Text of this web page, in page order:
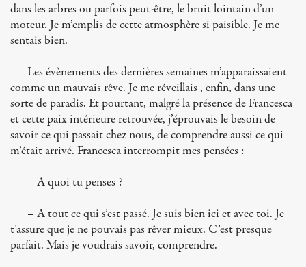
dans les arbres ou parfois peut-être, le bruit lointain d’un
moteur. Je m’emplis de cette atmosphère si paisible. Je me
sentais bien.
Les évènements des dernières semaines m’apparaissaient
comme un mauvais rêve. Je me réveillais , enfin, dans une
sorte de paradis. Et pourtant, malgré la présence de Francesca
et cette paix intérieure retrouvée, j’éprouvais le besoin de
savoir ce qui passait chez nous, de comprendre aussi ce qui
m’était arrivé. Francesca interrompit mes pensées :
– A quoi tu penses ?
– A tout ce qui s’est passé. Je suis bien ici et avec toi. Je
t’assure que je ne pouvais pas rêver mieux. C’est presque
parfait. Mais je voudrais savoir, comprendre.